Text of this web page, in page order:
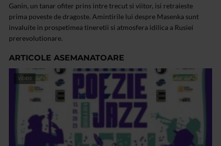
Ganin, un tanar ofiter prins intre trecut si viitor, isi retraieste
prima poveste de dragoste. Amintirile lui despre Masenka sunt
invaluite in prospetimea tineretii si atmosfera idilica a Rusiei
prerevolutionare.
ARTICOLE ASEMANATOARE
VIDEO